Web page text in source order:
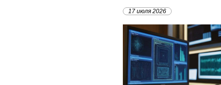
17 июля 2026